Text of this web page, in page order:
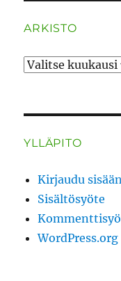
ARKISTO
ARKISTO
YLLÄPITO
Kirjaudu
Sisältösyöte
WordPress.org